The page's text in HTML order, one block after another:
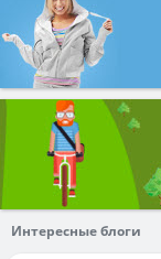
Интересные блоги